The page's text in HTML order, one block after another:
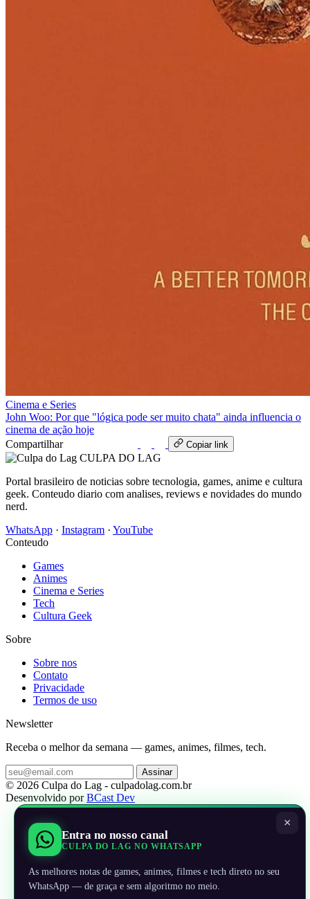
Cinema e Series
John Woo: Por que "lógica pode ser muito chata" ainda influencia o
cinema de ação hoje
Compartilhar
Copiar link
CULPA DO LAG
Portal brasileiro de noticias sobre tecnologia, games, anime e cultura
geek. Conteudo diario com analises, reviews e novidades do mundo
nerd.
WhatsApp · Instagram · YouTube
Conteudo
Games
Animes
Cinema e Series
Tech
Cultura Geek
Sobre
Sobre nos
Contato
Privacidade
Termos de uso
Newsletter
Receba o melhor da semana — games, animes, filmes, tech.
Assinar
© 2026 Culpa do Lag - culpadolag.com.br
Desenvolvido porBCast Dev
×
Entra no nosso canal
CULPA DO LAG NO WHATSAPP
As melhores notas de games, animes, filmes e tech direto no seu
WhatsApp — de graça e sem algoritmo no meio.